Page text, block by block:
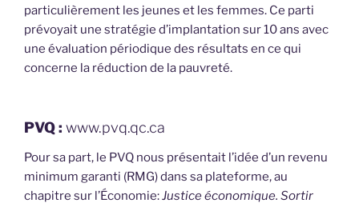
particulièrement les jeunes et les femmes. Ce parti
prévoyait une stratégie d’implantation sur 10 ans avec
une évaluation périodique des résultats en ce qui
concerne la réduction de la pauvreté.
PVQ : www.pvq.qc.ca
Pour sa part, le PVQ nous présentait l’idée d’un revenu
minimum garanti (RMG) dans sa plateforme, au
chapitre sur l’Économie:Justice économique. Sortir